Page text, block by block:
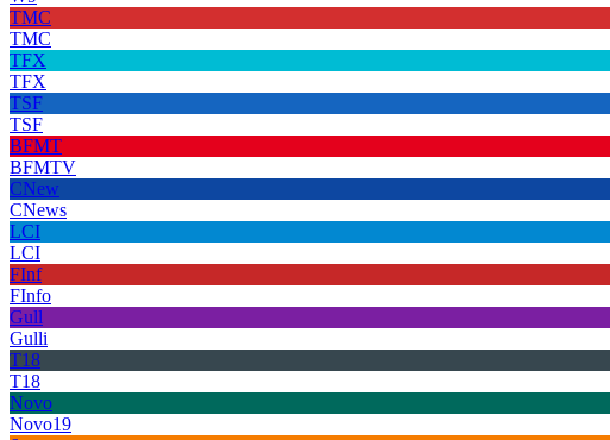
TMC
TMC
TFX
TFX
TSF
TSF
BFMT
BFMTV
CNew
CNews
LCI
LCI
FInf
FInfo
Gull
Gulli
T18
T18
Novo
Novo19